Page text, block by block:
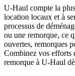
U-Haul compte la
location locaux et à
processus de
ou une remorque, ce
ouvertes, remorques
Combinez vos efforts
remorque à U-Haul